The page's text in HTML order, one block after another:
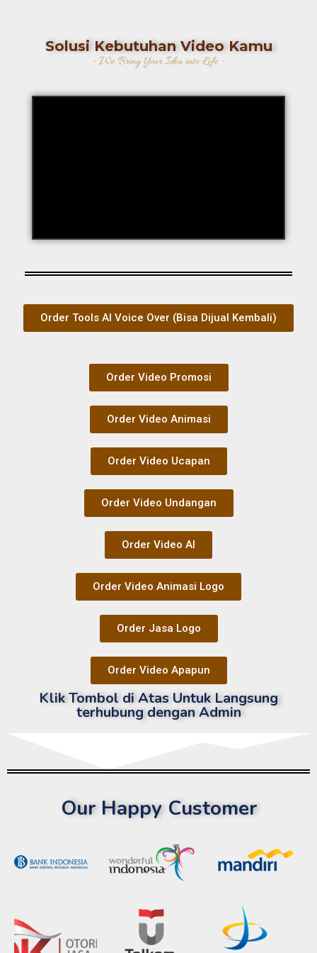
Solusi Kebutuhan Video Kamu
- We Bring Your Idea into Life -
Order Tools AI Voice Over (Bisa Dijual Kembali)
Order Video Promosi
Order Video Animasi
Order Video Ucapan
Order Video Undangan
Order Video AI
Order Video Animasi Logo
Order Jasa Logo
Order Video Apapun
Klik Tombol di Atas Untuk Langsung
terhubung dengan Admin
Our Happy Customer